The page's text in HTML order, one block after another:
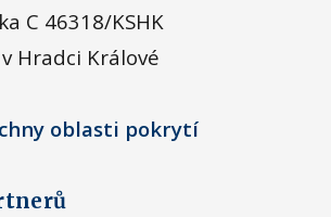
C 46318/KSHK
Hradci Králové
oblasti pokrytí